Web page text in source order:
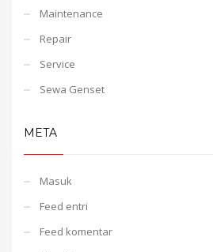
Maintenance
Repair
Service
Sewa Genset
META
Masuk
Feed entri
Feed komentar